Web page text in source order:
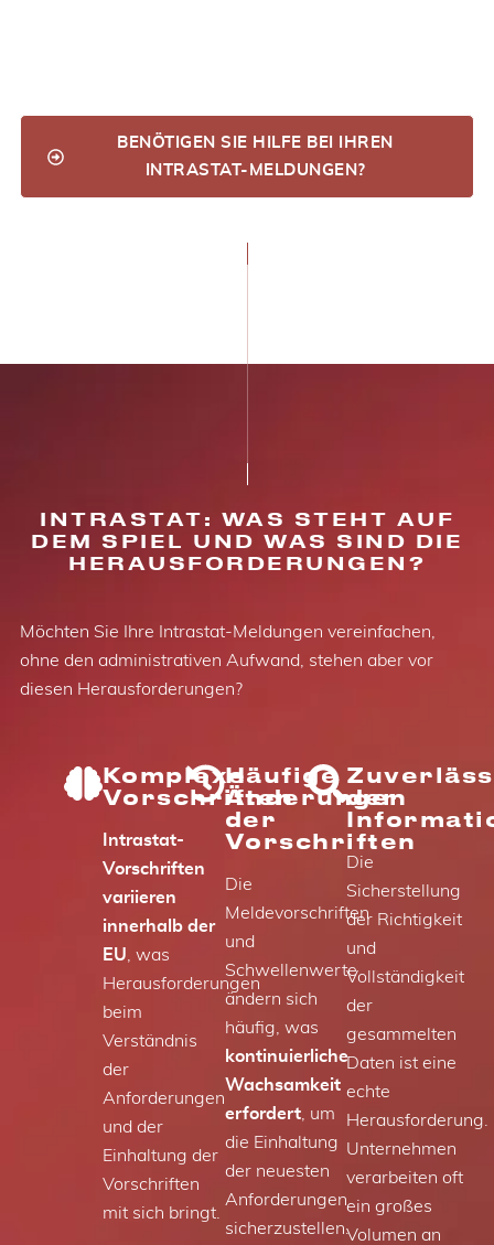
BENÖTIGEN SIE HILFE BEI IHREN
INTRASTAT-MELDUNGEN?
INTRASTAT: WAS STEHT AUF
DEM SPIEL UND WAS SIND DIE
HERAUSFORDERUNGEN?
Möchten Sie Ihre Intrastat-Meldungen vereinfachen,
ohne den administrativen Aufwand, stehen aber vor
diesen Herausforderungen?
Komplexe
Vorschriften
Intrastat-
Vorschriften
variieren
innerhalb der
EU , was
Herausforderungen
beim
Verständnis
der
Anforderungen
und der
Einhaltung der
Vorschriften
mit sich bringt.
Häufige
Änderungen
der
Vorschriften
Die
Meldevorschriften
und
Schwellenwerte
ändern sich
häufig, was
kontinuierliche
Wachsamkeit
erfordert, um
die Einhaltung
der neuesten
Anforderungen
sicherzustellen.
der
Die
Sicherstellung
der Richtigkeit
und
Vollständigkeit
der
gesammelten
Daten ist eine
echte
Herausforderung.
Unternehmen
verarbeiten oft
ein großes
Volumen an